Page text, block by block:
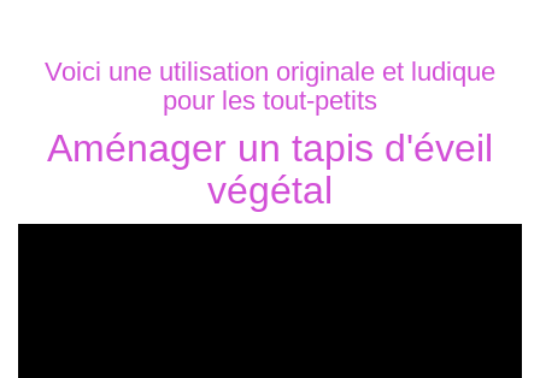
Voici une utilisation originale et ludique
pour les tout-petits
Aménager un tapis d'éveil
végétal